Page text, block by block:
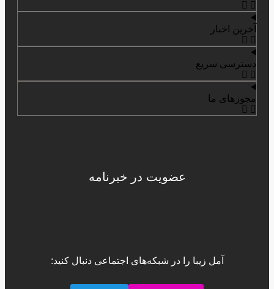
آخرین اخبار
دسترسی سریع
مجوزهای ما
عضویت در خبرنامه
آمل زیبا را در شبکه‌های اجتماعی دنبال کنید: